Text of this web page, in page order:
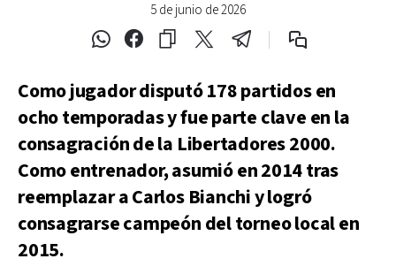
5 de junio de 2026
Como jugador disputó 178 partidos en
ocho temporadas y fue parte clave en la
consagración de la Libertadores 2000.
Como entrenador, asumió en 2014 tras
reemplazar a Carlos Bianchi y logró
consagrarse campeón del torneo local en
2015.